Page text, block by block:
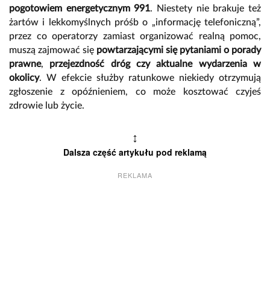
pogotowiem energetycznym 991. Niestety nie brakuje też
żartów i lekkomyślnych próśb o „informację telefoniczną”,
przez co operatorzy zamiast organizować realną pomoc,
muszą zajmować się powtarzającymi się pytaniami o porady
prawne, przejezdność dróg czy aktualne wydarzenia w
okolicy. W efekcie służby ratunkowe niekiedy otrzymują
zgłoszenie z opóźnieniem, co może kosztować czyjeś
zdrowie lub życie.
↕
Dalsza część artykułu pod reklamą
REKLAMA